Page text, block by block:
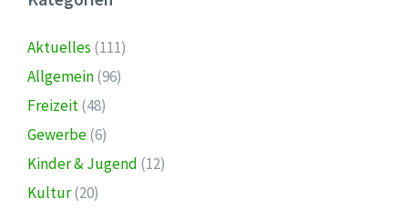
Aktuelles (111)
Allgemein(96)
Freizeit(48)
Gewerbe(6)
Kinder & Jugend (12)
Kultur(20)